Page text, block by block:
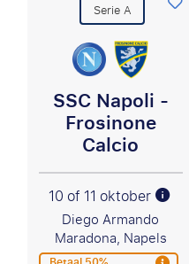
Serie A
SSC Napoli -
Frosinone
Calcio
10 of 11 oktober
Diego Armando
Maradona, Napels